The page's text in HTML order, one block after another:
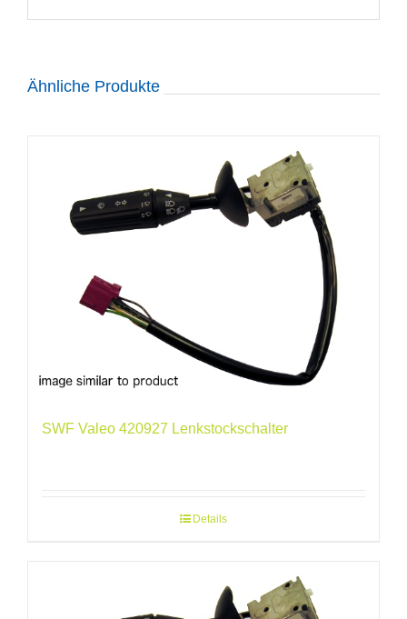
Ähnliche Produkte
SWF Valeo 420927 Lenkstockschalter
Details